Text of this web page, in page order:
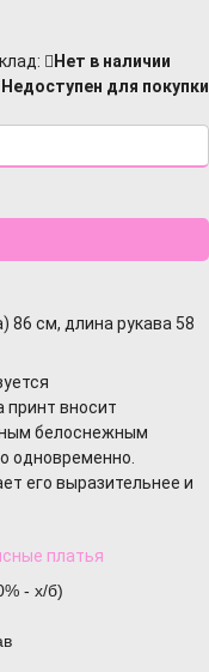
Нет в наличии
Недоступен для покупки
86 см, длина рукава 58
вносит
белоснежным
одновременно.
его выразительнее и
платья
- х/б)